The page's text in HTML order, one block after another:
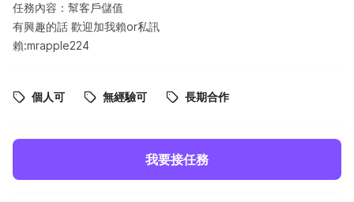
任務內容：幫客戶儲值
有興趣的話 歡迎加我賴or私訊
賴:mrapple224
個人可 無經驗可 長期合作
我要接任務